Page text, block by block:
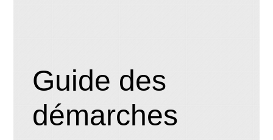
Guide des
démarches